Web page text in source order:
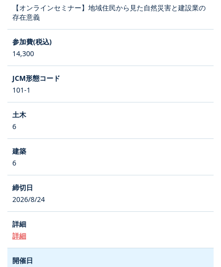
【オンラインセミナー】地域住民から見た自然災害と建設業の
存在意義
14,300
101-1
6
6
2026/8/24
詳細